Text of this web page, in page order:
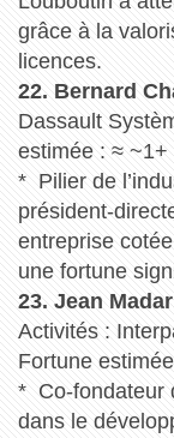
grâce à la
licences.
22. Bernard
Dassault
estimée : ≈
* Pilier de
président-
entreprise
une fortune
23. Jean Madar
Activités :
Fortune
* Co-fondateur
dans le